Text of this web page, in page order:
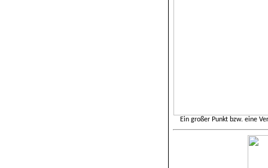
Ein großer Punkt bzw. eine